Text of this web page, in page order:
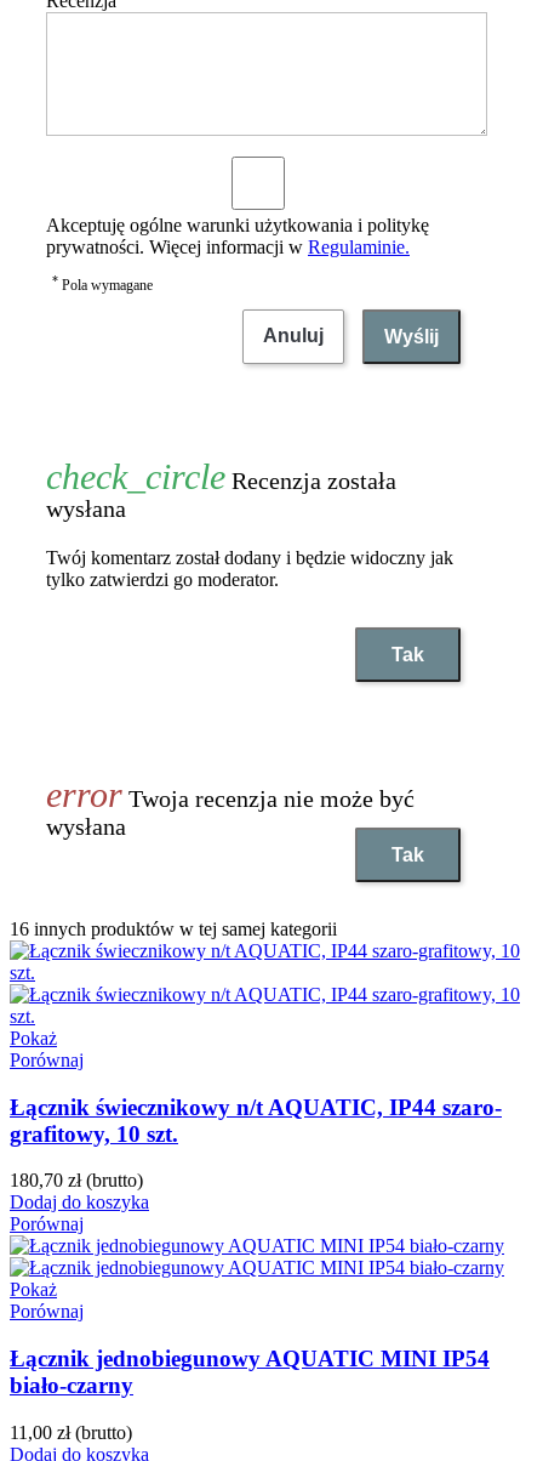
Akceptuję ogólne warunki użytkowania i politykę
prywatności. Więcej informacji w Regulaminie.
* Pola wymagane
Anuluj Wyślij
Recenzja została
wysłana
Twój komentarz został dodany i będzie widoczny jak
tylko zatwierdzi go moderator.
Tak
Twoja recenzja nie może być
wysłana
Tak
16 innych produktów w tej samej kategorii
Pokaż
Porównaj
Łącznik świecznikowy n/t AQUATIC, IP44 szaro-
grafitowy, 10 szt.
180,70 zł (brutto)
Dodaj do koszyka
Porównaj
Pokaż
Porównaj
Łącznik jednobiegunowy AQUATIC MINI IP54
biało-czarny
11,00 zł (brutto)
Dodaj do koszyka